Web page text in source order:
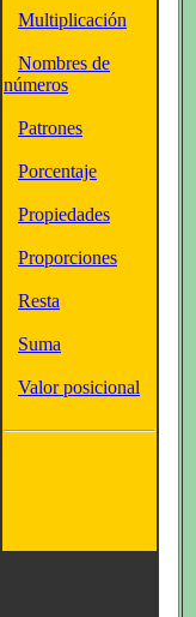
Multiplicación
Nombres de
números
Patrones
Porcentaje
Propiedades
Proporciones
Resta
Suma
Valor posicional